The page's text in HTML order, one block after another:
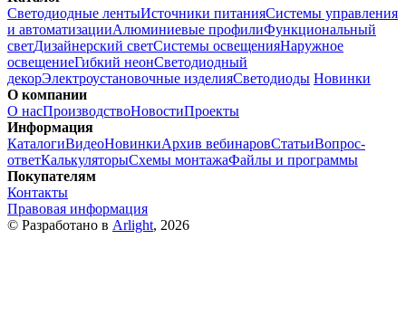
Светодиодные лентыИсточники питанияСистемы управления
и автоматизацииАлюминиевые профилиФункциональный
светДизайнерский светСистемы освещенияНаружное
освещениеГибкий неонСветодиодный
декорЭлектроустановочные изделияСветодиоды Новинки
О компании
О насПроизводствоНовостиПроекты
Информация
КаталогиВидеоНовинкиАрхив вебинаровСтатьиВопрос-
ответКалькуляторыСхемы монтажаФайлы и программы
Покупателям
Контакты
Правовая информация
© Разработано в Arlight, 2026